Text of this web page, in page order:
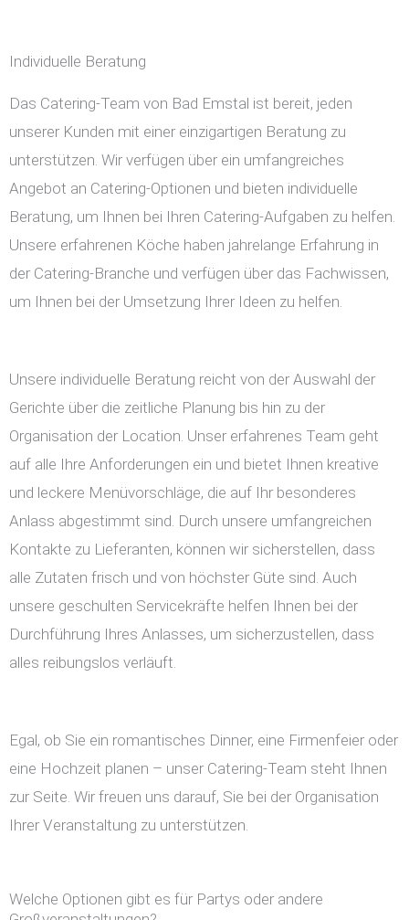
Individuelle Beratung
Das Catering-Team von Bad Emstal ist bereit, jeden
unserer Kunden mit einer einzigartigen Beratung zu
unterstützen. Wir verfügen über ein umfangreiches
Angebot an Catering-Optionen und bieten individuelle
Beratung, um Ihnen bei Ihren Catering-Aufgaben zu helfen.
Unsere erfahrenen Köche haben jahrelange Erfahrung in
der Catering-Branche und verfügen über das Fachwissen,
um Ihnen bei der Umsetzung Ihrer Ideen zu helfen.
Unsere individuelle Beratung reicht von der Auswahl der
Gerichte über die zeitliche Planung bis hin zu der
Organisation der Location. Unser erfahrenes Team geht
auf alle Ihre Anforderungen ein und bietet Ihnen kreative
und leckere Menüvorschläge, die auf Ihr besonderes
Anlass abgestimmt sind. Durch unsere umfangreichen
Kontakte zu Lieferanten, können wir sicherstellen, dass
alle Zutaten frisch und von höchster Güte sind. Auch
unsere geschulten Servicekräfte helfen Ihnen bei der
Durchführung Ihres Anlasses, um sicherzustellen, dass
alles reibungslos verläuft.
Egal, ob Sie ein romantisches Dinner, eine Firmenfeier oder
eine Hochzeit planen – unser Catering-Team steht Ihnen
zur Seite. Wir freuen uns darauf, Sie bei der Organisation
Ihrer Veranstaltung zu unterstützen.
Welche Optionen gibt es für Partys oder andere